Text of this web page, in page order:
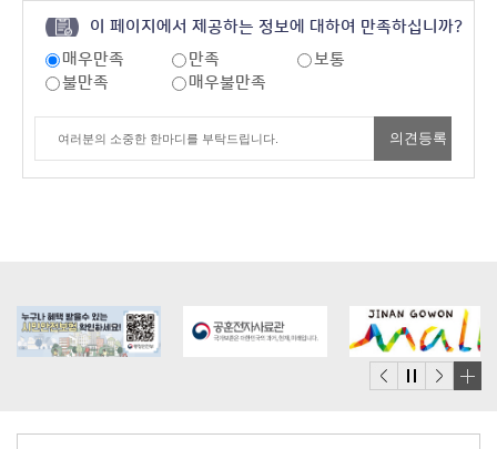
이 페이지에서 제공하는 정보에 대하여 만족하십니까?
매우만족
만족
보통
불만족
매우불만족